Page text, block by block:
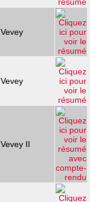
Vevey
Vevey
Vevey II